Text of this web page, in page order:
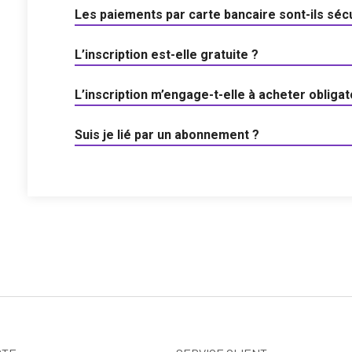
Les paiements par carte bancaire sont-ils
L’inscription est-elle gratuite ?
L’inscription m’engage-t-elle à acheter
Suis je lié par un abonnement ?